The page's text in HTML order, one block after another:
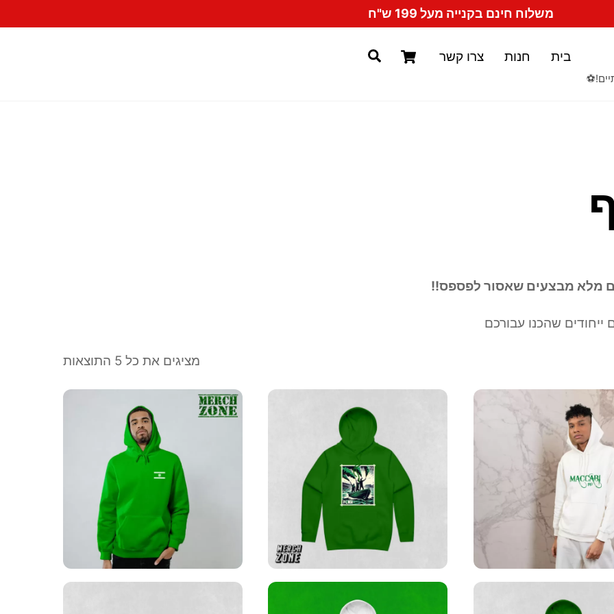
משלוח חינם בקנייה מעל 199 ש"ח
Cart
Search בית חנות צרו קשר
ייחודים שהכנו עבורכם
מציגים את כל ⁦5⁩ התוצאות